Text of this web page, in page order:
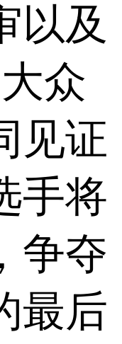
以及
众
见证
手将
争夺
最后